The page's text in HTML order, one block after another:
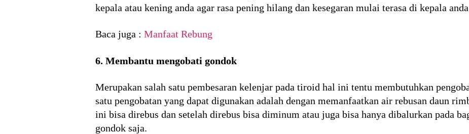
kepala atau kening anda agar rasa pening hilang dan kesegaran mulai terasa di kepala
Baca juga : Manfaat Rebung
6. Membantu mengobati gondok
Merupakan salah satu pembesaran kelenjar pada tiroid hal ini tentu membutuhkan
satu pengobatan yang dapat digunakan adalah dengan memanfaatkan air rebusan daun
ini bisa direbus dan setelah direbus bisa diminum atau juga bisa hanya dibalurkan pada
gondok saja.